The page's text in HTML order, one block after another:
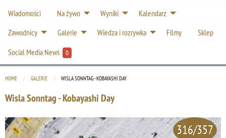
Wiadomości Na żywo Wyniki
Kalendarz
Zawodnicy
Galerie Wiedza i rozrywka Filmy
Sklep
Social Media News
0
HOME GALERIE CURRENT:
WISLA SONNTAG - KOBAYASHI DAY
Wisla Sonntag - Kobayashi Day
316/357